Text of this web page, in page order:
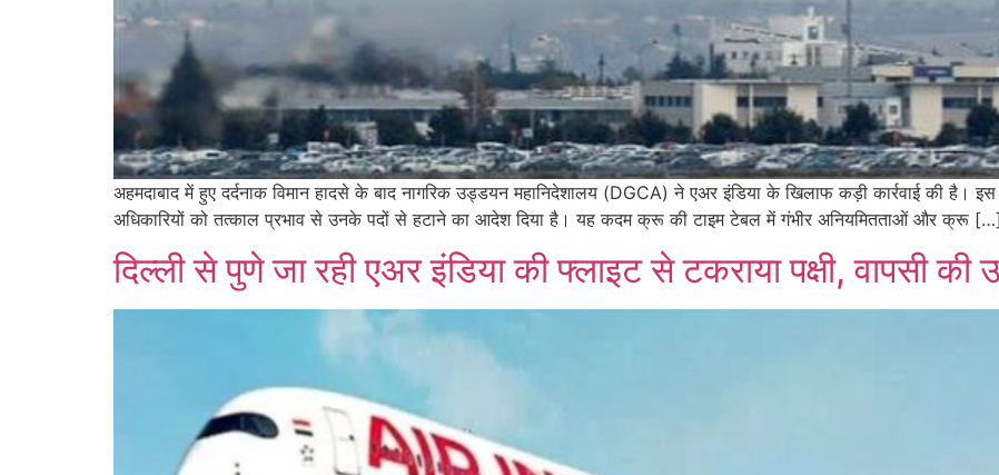
अहमदाबाद में हुए दर्दनाक विमान हादसे के बाद नागरिक उड्डयन महानिदेशालय (DGCA) ने एअर इंडिया के खिलाफ कड़ी कार्रवाई की है।
अधिकारियों को तत्काल प्रभाव से उनके पदों से हटाने का आदेश दिया है। यह कदम क्रू की टाइम टेबल में गंभीर अनियमितताओं और क्रू […]
दिल्ली से पुणे जा रही एअर इंडिया की फ्लाइट से टकराया पक्षी, वापसी की